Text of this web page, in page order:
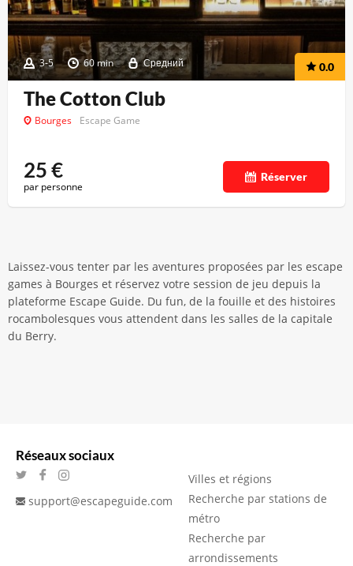
3-5 60 min Средний 0.0
The Cotton Club
Bourges Escape Game
25€
par personne
Réserver
Laissez-vous tenter par les aventures proposées par les escape
games à Bourges et réservez votre session de jeu depuis la
plateforme Escape Guide. Du fun, de la fouille et des histoires
rocambolesques vous attendent dans les salles de la capitale
du Berry.
Réseaux sociaux
support@escapeguide.com
Villes et régions
Recherche par stations de
métro
Recherche par
arrondissements